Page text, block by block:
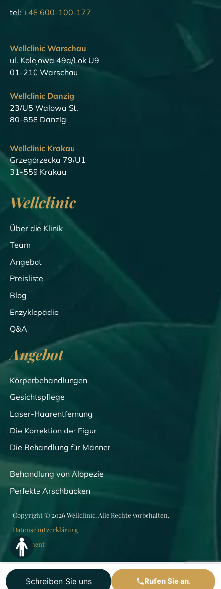
tel: +48 600-100-177
Wellclinic Warschau
ul. Kolejowa 49a/Lok U9
01-210 Warschau
Wellclinic Danzig
23/U5 Walowa St.
80-858 Danzig
Wellclinic Krakau
Grzegórzecka 79/U1
31-559 Krakau
Wellclinic
Über die Klinik
Team
Angebot
Preisliste
Blog
Enzyklopädie
Q&A
Angebot
Körperbehandlungen
Gesichtspflege
Laser-Haarentfernung
Die Korrektion der Figur
Die Behandlung für Männer
Behandlung von Alopezie
Perfekte Arschbacken
Copyright © 2026 Wellclinic. Alle Rechte vorbehalten.
Datenschutzerklärung
Reglement
Schreiben Sie uns Rufen Sie an.